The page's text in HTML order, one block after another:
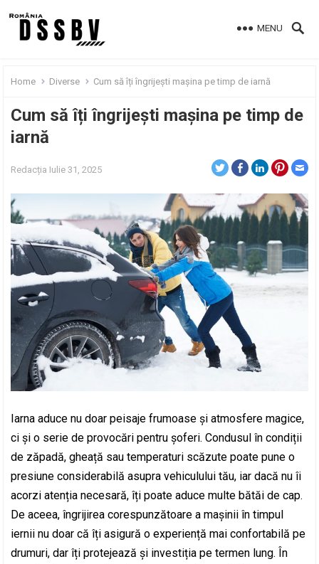
MENU
Home Diverse Cum să îți îngrijești mașina pe timp de iarnă
Cum să îți îngrijești mașina pe timp de
iarnă
Redacția Iulie 31, 2025
Iarna aduce nu doar peisaje frumoase și atmosfere magice,
ci și o serie de provocări pentru șoferi. Condusul în condiții
de zăpadă, gheață sau temperaturi scăzute poate pune o
presiune considerabilă asupra vehiculului tău, iar dacă nu îi
acorzi atenția necesară, îți poate aduce multe bătăi de cap.
De aceea, îngrijirea corespunzătoare a mașinii în timpul
iernii nu doar că îți asigură o experiență mai confortabilă pe
drumuri, dar îți protejează și investiția pe termen lung. În